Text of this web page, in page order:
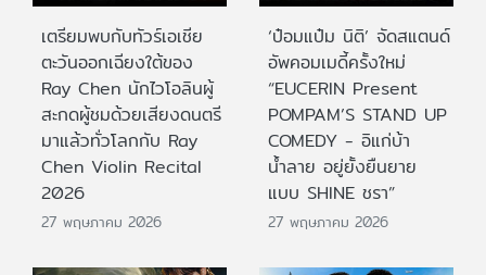
เตรียมพบกับทัวร์เอเชีย
ตะวันออกเฉียงใต้ของ
Ray Chen นักไวโอลินผู้
สะกดผู้ชมด้วยเสียงดนตรี
มาแล้วทั่วโลกกับ Ray
Chen Violin Recital
2026
27 พฤษภาคม 2026
‘ป๋อมแป๋ม นิติ’ จัดสแตนด์
อัพคอมเมดี้ครั้งใหม่
“EUCERIN Present
POMPAM’S STAND UP
COMEDY - อิแก่บ้า
น้ำลาย อยู่ยั้งยืนยาย
แบบ SHINE ชรา”
27 พฤษภาคม 2026